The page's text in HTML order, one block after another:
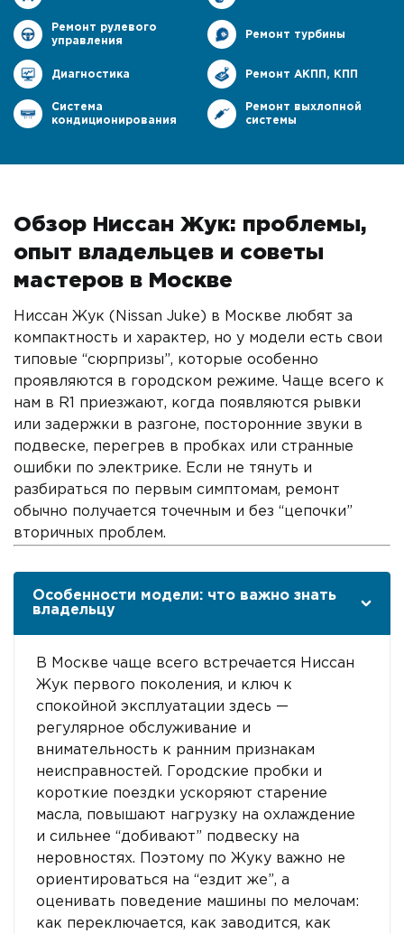
Ремонт рулевого
управления
Ремонт турбины
Диагностика Ремонт АКПП, КПП
Система
кондиционирования
Ремонт выхлопной
системы
Обзор Ниссан Жук: проблемы,
опыт владельцев и советы
мастеров в Москве
Ниссан Жук (Nissan Juke) в Москве любят за
компактность и характер, но у модели есть свои
типовые “сюрпризы”, которые особенно
проявляются в городском режиме. Чаще всего к
нам в R1 приезжают, когда появляются рывки
или задержки в разгоне, посторонние звуки в
подвеске, перегрев в пробках или странные
ошибки по электрике. Если не тянуть и
разбираться по первым симптомам, ремонт
обычно получается точечным и без “цепочки”
вторичных проблем.
Особенности модели: что важно знать
владельцу
В Москве чаще всего встречается Ниссан
Жук первого поколения, и ключ к
спокойной эксплуатации здесь —
регулярное обслуживание и
внимательность к ранним признакам
неисправностей. Городские пробки и
короткие поездки ускоряют старение
масла, повышают нагрузку на охлаждение
и сильнее “добивают” подвеску на
неровностях. Поэтому по Жуку важно не
ориентироваться на “ездит же”, а
оценивать поведение машины по мелочам:
как переключается, как заводится, как